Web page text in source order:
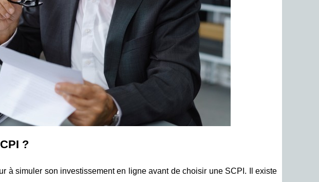
?
à simuler son investissement en ligne avant de choisir une SCPI. Il existe